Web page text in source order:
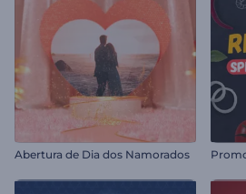
Abertura de Dia dos Namorados